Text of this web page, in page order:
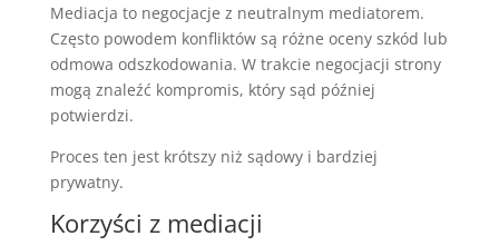
Mediacja to negocjacje z neutralnym mediatorem.
Często powodem konfliktów są różne oceny szkód lub
odmowa odszkodowania. W trakcie negocjacji strony
mogą znaleźć kompromis, który sąd później
potwierdzi.
Proces ten jest krótszy niż sądowy i bardziej
prywatny.
Korzyści z mediacji